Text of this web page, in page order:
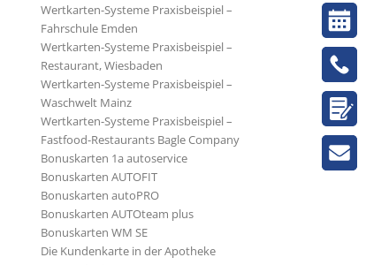
Wertkarten-Systeme Praxisbeispiel –
Fahrschule Emden
Wertkarten-Systeme Praxisbeispiel –
Restaurant, Wiesbaden
Wertkarten-Systeme Praxisbeispiel –
Waschwelt Mainz
Wertkarten-Systeme Praxisbeispiel –
Fastfood-Restaurants Bagle Company
Bonuskarten 1a autoservice
Bonuskarten AUTOFIT
Bonuskarten autoPRO
Bonuskarten AUTOteam plus
Bonuskarten WM SE
Die Kundenkarte in der Apotheke